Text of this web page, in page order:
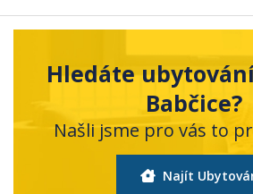
Hledáte
Babčice?
Našli jsme pro vás to
Najít